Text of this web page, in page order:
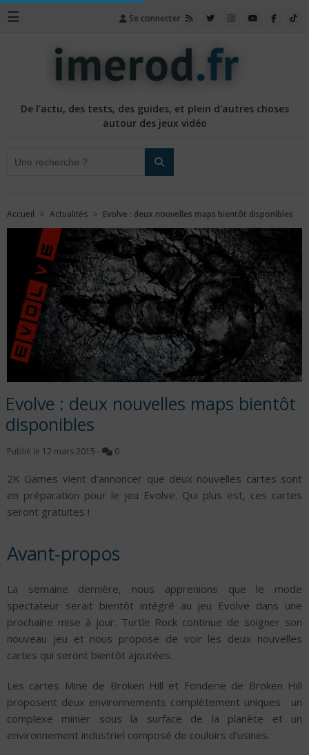
☰ Se connecter
De l'actu, des tests, des guides, et plein d'autres choses
autour des jeux vidéo
Accueil » Actualités » Evolve : deux nouvelles maps bientôt disponibles
Evolve : deux nouvelles maps bientôt
disponibles
Publié le 12 mars 2015 - 0
2K Games vient d’annoncer que deux nouvelles cartes sont
en préparation pour le jeu Evolve. Qui plus est, ces cartes
seront gratuites !
Avant-propos
La semaine dernière, nous apprenions que le mode
spectateur serait bientôt intégré au jeu Evolve dans une
prochaine mise à jour. Turtle Rock continue de soigner son
nouveau jeu et nous propose de voir les deux nouvelles
cartes qui seront bientôt ajoutées.
Les cartes Mine de Broken Hill et Fonderie de Broken Hill
proposent deux environnements complètement uniques : un
complexe minier sous la surface de la planète et un
environnement industriel composé de couloirs d’usines.